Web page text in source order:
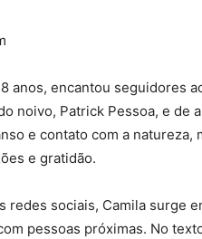
anos, encantou seguidores
noivo, Patrick Pessoa, e de
e contato com a natureza,
e gratidão.
redes sociais, Camila surge
pessoas próximas. No